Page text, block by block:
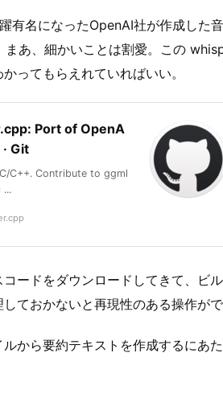
有名になったOpenAI社が作成した
あ、細かいことは割愛。この
ってもらえれていればいい。
Port of OpenA
Git
C++. Contribute to ggml
ードをダウンロードしてきて、ビ
ておかないと再現性のある操作がで
から要約テキストを作成するにあ